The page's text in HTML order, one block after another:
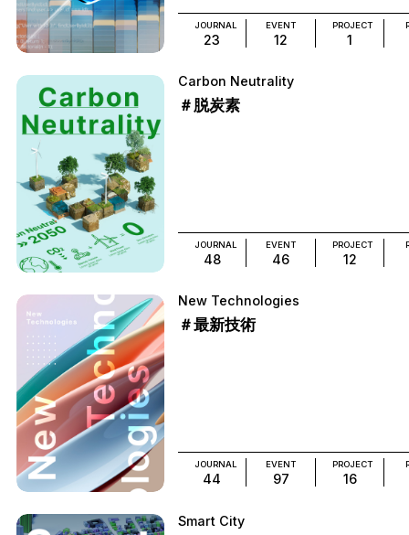
JOURNAL
23
EVENT
12
PROJECT
1
Carbon Neutrality
＃脱炭素
JOURNAL
48
EVENT
46
PROJECT
12
New Technologies
＃最新技術
JOURNAL
44
EVENT
97
PROJECT
16
Smart City